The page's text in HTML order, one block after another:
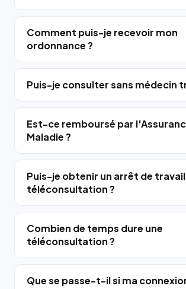
Comment puis-je recevoir mon
ordonnance ?
Puis-je consulter sans médecin
Est-ce remboursé par
Maladie ?
Puis-je obtenir un arrêt de travail
téléconsultation ?
Combien de temps dure une
téléconsultation ?
Que se passe-t-il si ma